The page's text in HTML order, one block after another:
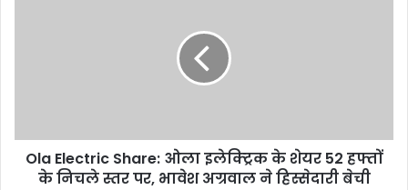
हफ्तों
Ola Electric Share: ओला इलेक्ट्रिक के शेयर 52 हफ्तों
के निचले स्तर पर, भावेश अग्रवाल ने हिस्सेदारी बेची